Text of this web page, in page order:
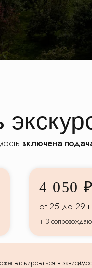
включена
4 050 ₽
от 25 до 29
+ 3
варьироваться в